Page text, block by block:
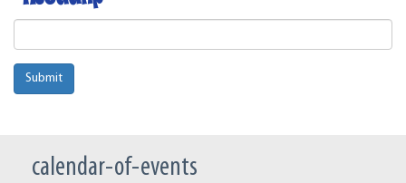
Submit
calendar-of-events